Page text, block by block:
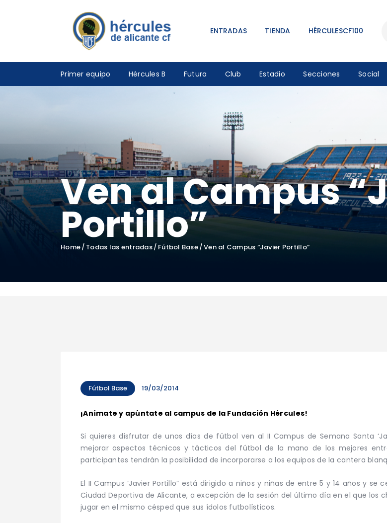
ENTRADAS TIENDA HÉRCULESCF100
Primer equipo Hércules B Futura Club Estadio Secciones Social
Ven al Campus
Portillo”
Home Todas las entradas Fútbol Base Ven al Campus “Javier Portillo”
TIENDA
Fútbol Base 19/03/2014
¡Anímate y apúntate al campus de la Fundación Hércules!
Si quieres disfrutar de unos días de fútbol ven al II Campus de Semana Santa
mejorar aspectos técnicos y tácticos del fútbol de la mano de los mejores
participantes tendrán la posibilidad de incorporarse a los equipos de la cantera
El II Campus ‘Javier Portillo” está dirigido a niños y niñas de entre 5 y 14 años y
Ciudad Deportiva de Alicante, a excepción de la sesión del último día en el que los
jugar en el mismo césped que sus ídolos futbolísticos.